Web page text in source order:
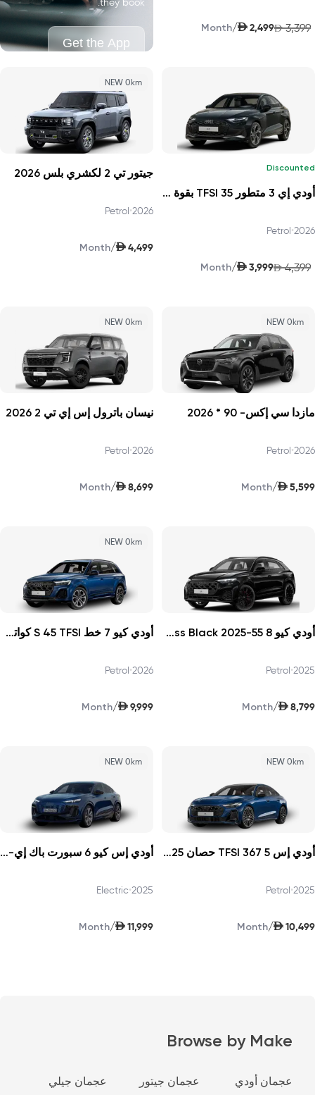
AED 3,399
AED 2,499
/
Month
Get the App
Discounted
أودي إي 3 متطور 35 TFSI بقوة 150 حصانًا 2026
2026
•
Petrol
AED 4,399
AED 3,999
/
Month
NEW 0km
جيتور تي 2 لكشري بلس 2026
2026
•
Petrol
AED 4,499
/
Month
NEW 0km
مازدا سي إكس- 90 * 2026
2026
•
Petrol
AED 5,599
/
Month
NEW 0km
نيسان باترول إس إي تي 2 2026
2026
•
Petrol
AED 8,699
/
Month
أودي كيو 8 55-TFSI Progress Black 2025
2025
•
Petrol
AED 8,799
/
Month
NEW 0km
أودي كيو 7 خط S 45 TFSI كواترو 252 حصان الإصدار الأول 2026
2026
•
Petrol
AED 9,999
/
Month
NEW 0km
أودي إس 5 TFSI 367 حصان 2025
2025
•
Petrol
AED 10,499
/
Month
NEW 0km
أودي إس كيو 6 سبورت باك إي-ترون 2025
2025
•
Electric
AED 11,999
/
Month
Browse by Make
عجمان أودي عجمان جيتور عجمان جيلي